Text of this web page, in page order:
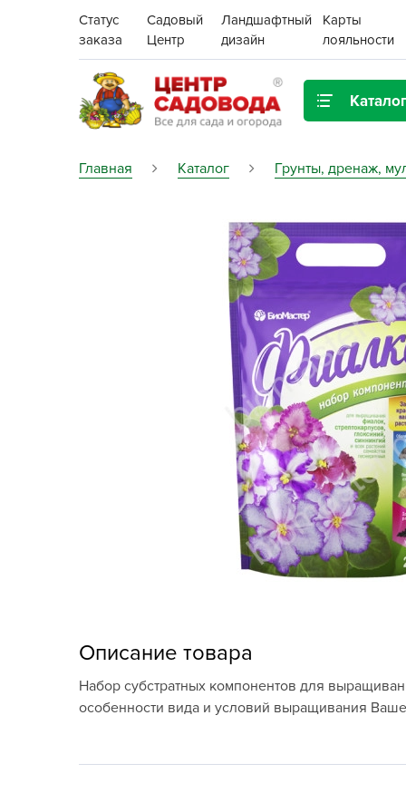
Статус
заказа
Садовый
Центр
Ландшафтный
дизайн
Карты
лояльности
Газонная трава
Декор для дома и сада
Ёмкости для рассады и
Картофель семенной
Комнатные горшечные
многолетники Весна
Новогодняя продукция
Главная Каталог Грунты, дренаж,
Описание товара
Набор субстратных компонентов для
особенности вида и условий выращивания